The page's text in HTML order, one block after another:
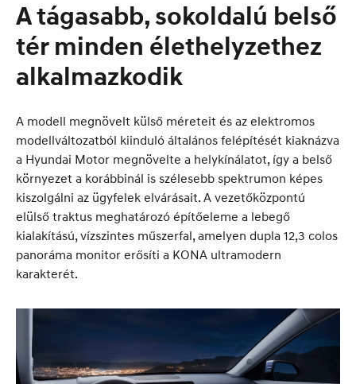
A tágasabb, sokoldalú belső
tér minden élethelyzethez
alkalmazkodik
A modell megnövelt külső méreteit és az elektromos
modellváltozatból kiinduló általános felépítését kiaknázva
a Hyundai Motor megnövelte a helykínálatot, így a belső
környezet a korábbinál is szélesebb spektrumon képes
kiszolgálni az ügyfelek elvárásait. A vezetőközpontú
elülső traktus meghatározó építőeleme a lebegő
kialakítású, vízszintes műszerfal, amelyen dupla 12,3 colos
panoráma monitor erősíti a KONA ultramodern
karakterét.